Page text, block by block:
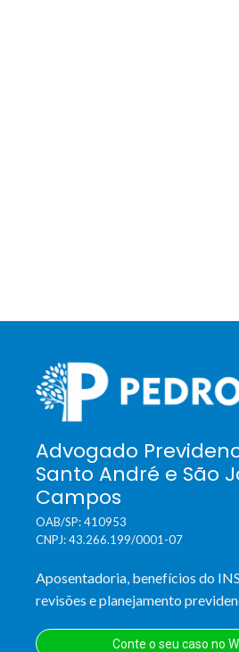
Advogado
Santo André e São
Campos
OAB/SP: 410953
CNPJ: 43.266.199/0001-07
Aposentadoria, benefícios do
revisões e planejamento
Conte o seu caso no